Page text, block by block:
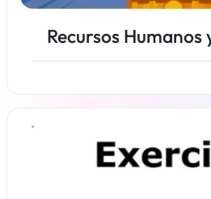
Recursos Humanos